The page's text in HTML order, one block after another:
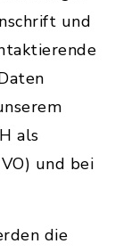
und
als
und bei
die